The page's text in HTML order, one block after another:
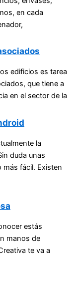
en cada
edificios es tarea
que tiene a
en el sector de la
la
duda unas
más fácil. Existen
estás
manos de
te va a